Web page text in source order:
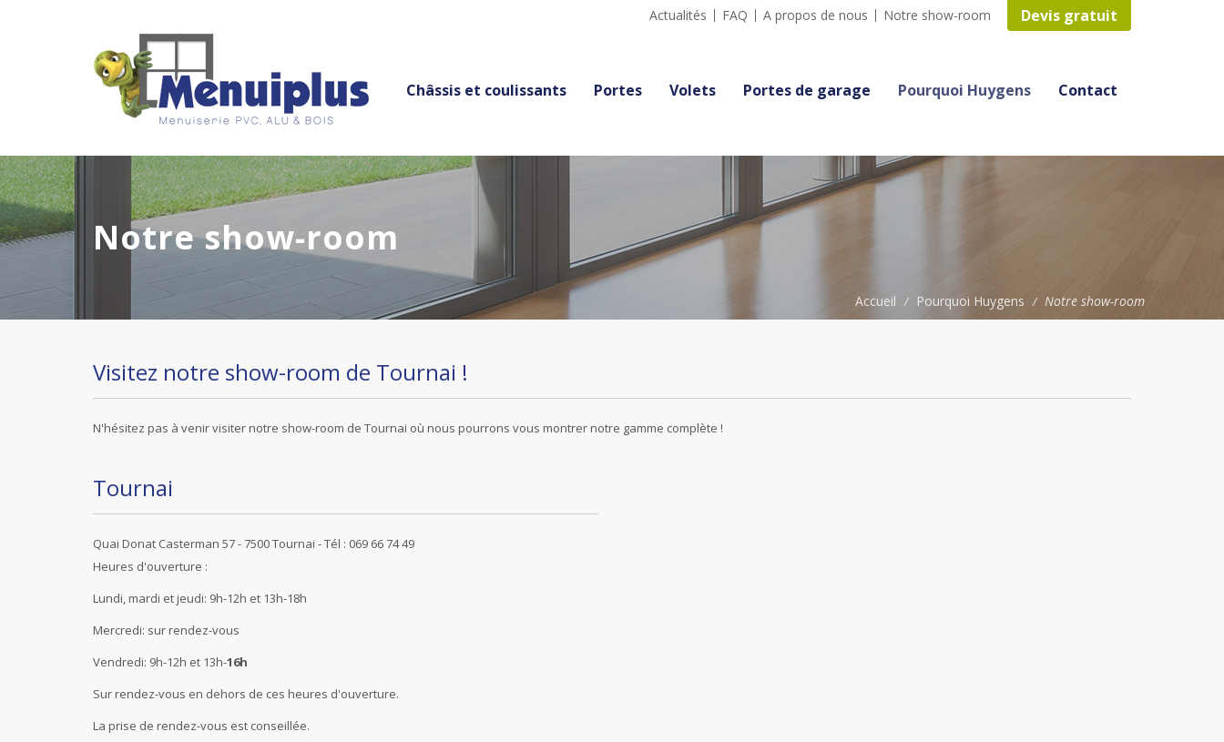
Actualités FAQ A propos de nous Notre show-room Devis gratuit
Châssis et coulissants Portes Volets Portes de garage Pourquoi Huygens Contact
Notre show-room
Accueil / Pourquoi Huygens / Notre show-room
Visitez notre show-room de Tournai !
N'hésitez pas à venir visiter notre show-room de Tournai où nous pourrons vous montrer notre gamme complète !
Tournai
Quai Donat Casterman 57 - 7500 Tournai - Tél : 069 66 74 49
Heures d'ouverture :
Lundi, mardi et jeudi: 9h-12h et 13h-18h
Mercredi: sur rendez-vous
Vendredi: 9h-12h et 13h-16h
Sur rendez-vous en dehors de ces heures d'ouverture.
La prise de rendez-vous est conseillée.